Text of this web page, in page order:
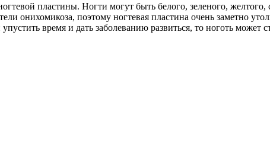
пластины. Ногти могут быть белого, зеленого, желтого,
онихомикоза, поэтому ногтевая пластина очень заметно
время и дать заболеванию развиться, то ноготь может